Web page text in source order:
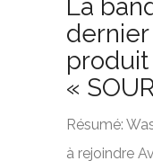
La
produit
«
Résumé:
à rejoindre